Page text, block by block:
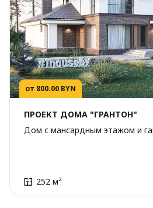
от 800.00 BYN
ПРОЕКТ ДОМА "ГРАНТОН"
Дом с мансардным этажом и
252 м²